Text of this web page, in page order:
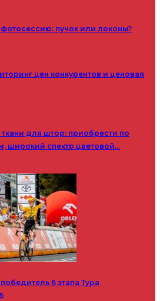
пучок или локоны?
цен конкурентов и ценовая
ткани для штор: приобрести по
широкий спектр цветовой…
6 этапа Тура